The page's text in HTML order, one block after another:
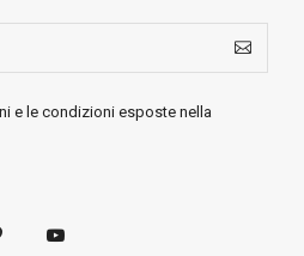
e le condizioni esposte nella